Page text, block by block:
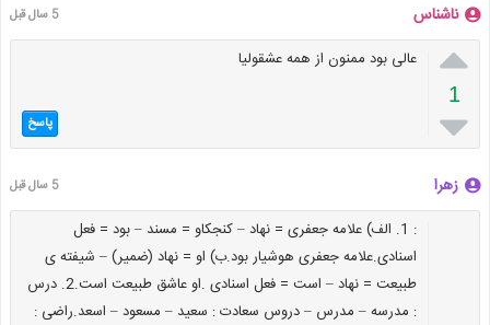
ناشناس 5 سال قبل

1

عالی بود ممنون از همه عشقولیا
پاسخ
زهرا 5 سال قبل
: 1. الف) علامه جعفری = نهاد – کنجکاو = مسند – بود = فعل
اسنادی.علامه جعفری هوشیار بود.ب) او = نهاد (ضمیر) – شیفته ی
طبیعت = نهاد – است = فعل اسنادی .او عاشق طبیعت است.2. درس
: مدرسه – مدرس – دروس سعادت : سعید – مسعود – اسعد.راضی :